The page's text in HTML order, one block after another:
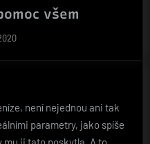
všem
není nejednou ani tak
parametry, jako spíše